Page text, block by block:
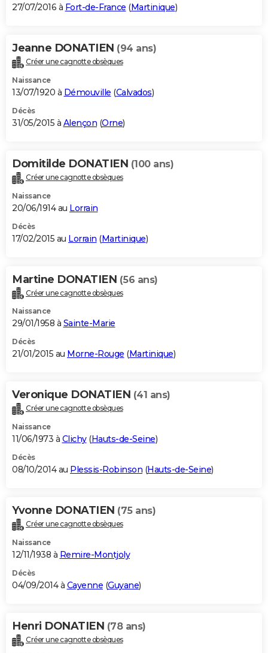
27/07/2016 à Fort-de-France (Martinique)
Jeanne DONATIEN (94 ans)
Créer une cagnotte obsèques
Naissance
13/07/1920 à Démouville (Calvados)
Décès
31/05/2015 à Alençon (Orne)
Domitilde DONATIEN (100 ans)
Créer une cagnotte obsèques
Naissance
20/06/1914 au Lorrain
Décès
17/02/2015 au Lorrain (Martinique)
Martine DONATIEN (56 ans)
Créer une cagnotte obsèques
Naissance
29/01/1958 à Sainte-Marie
Décès
21/01/2015 au Morne-Rouge (Martinique)
Veronique DONATIEN (41 ans)
Créer une cagnotte obsèques
Naissance
11/06/1973 à Clichy(Hauts-de-Seine)
Décès
08/10/2014 au Plessis-Robinson (Hauts-de-Seine)
Yvonne DONATIEN (75 ans)
Créer une cagnotte obsèques
Naissance
12/11/1938 à Remire-Montjoly
Décès
04/09/2014 à Cayenne (Guyane)
Henri DONATIEN (78 ans)
Créer une cagnotte obsèques